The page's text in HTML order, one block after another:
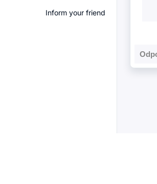
Inform your friend